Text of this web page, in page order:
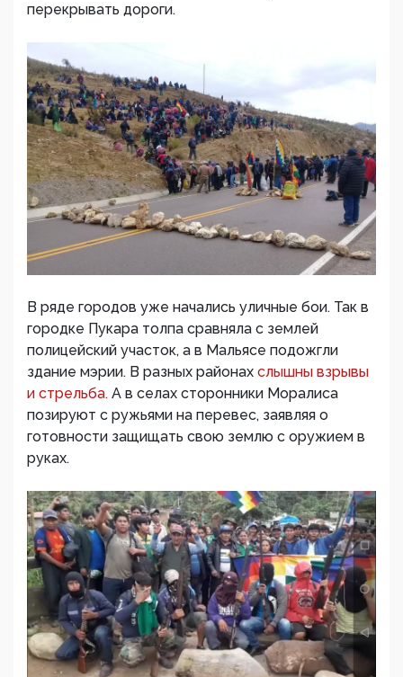
перекрывать дороги.
В ряде городов уже начались уличные бои. Так в
городке Пукара толпа сравняла с землей
полицейский участок, а в Мальясе подожгли
здание мэрии. В разных районах слышны взрывы
и стрельба. А в селах сторонники Моралиса
позируют с ружьями на перевес, заявляя о
готовности защищать свою землю с оружием в
руках.